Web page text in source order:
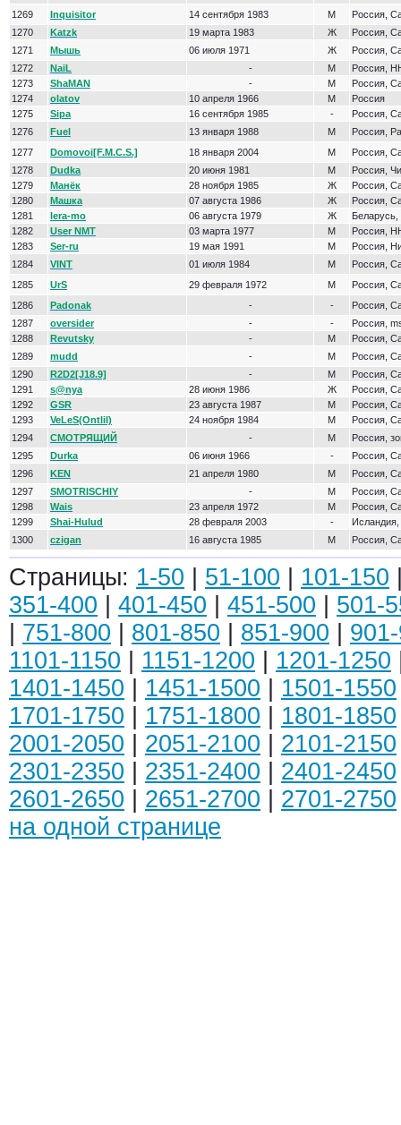
1269
Inquisitor 14 сентября 1983 М
Россия,
1270
Katzk 19 марта 1983 Ж
Россия,
1271
Мышь 06 июля 1971 Ж
Россия,
1272
NaiL - М
Россия,
1273
ShaMAN - М
Россия,
1274
olatov 10 апреля 1966 М
Россия
1275
Sipa 16 сентября 1985 -
Россия,
1276
Fuel 13 января 1988 М
Россия,
1277
Domovoi[F.M.C.S.] 18 января 2004 М
Россия,
1278
Dudka 20 июня 1981 М
Россия,
1279
Манёк 28 ноября 1985 Ж
Россия,
1280
Машка 07 августа 1986 Ж
Россия,
1281
lera-mo 06 августа 1979 Ж
1282
User NMT 03 марта 1977 М
Россия,
1283
Ser-ru 19 мая 1991 М
Россия,
1284
VINT 01 июля 1984 М
Россия,
1285
UrS 29 февраля 1972 М
Россия,
1286
Padonak - -
Россия,
1287
oversider - -
Россия,
1288
Revutsky - М
Россия,
1289
mudd - М
Россия,
1290
R2D2[J18.9] - М
Россия,
1291
s@nya 28 июня 1986 Ж
Россия,
1292
GSR 23 августа 1987 М
Россия,
1293
VeLeS(Ontlil) 24 ноября 1984 М
Россия,
1294
СМОТРЯЩИЙ - М
Россия,
1295
Durka 06 июня 1966 -
Россия,
1296
KEN 21 апреля 1980 М
Россия,
1297
SMOTRISCHIY - М
Россия,
1298
Wais 23 апреля 1972 М
Россия,
1299
Shai-Hulud 28 февраля 2003 -
1300
czigan 16 августа 1985 М Россия,
Страницы: 1-50 51-100 101-150
351-400
401-450 451-500
501-
751-800 801-850 851-900
1101-1150
1151-1200 1201-1250
1401-1450
1451-1500 1501-1550
1701-1750
1751-1800 1801-1850
2001-2050
2051-2100 2101-2150
2301-2350
2351-2400 2401-2450
2601-2650
2651-2700 2701-2750
на одной странице